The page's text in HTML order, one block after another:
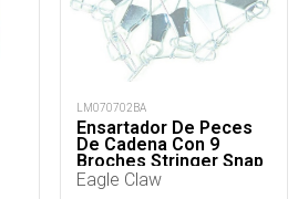
LM070702BA
Ensartador De Peces
De Cadena Con 9
Broches Stringer Snap
Eagle Claw